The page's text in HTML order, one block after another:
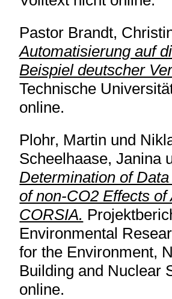
Pastor Brandt,
Automatisierung auf
Beispiel deutscher
Technische
online.
Plohr, Martin und
Scheelhaase, Janina
Determination of
of non-CO2 Effects
CORSIA.
Environmental
for the Environment,
Building and Nuclear
online.